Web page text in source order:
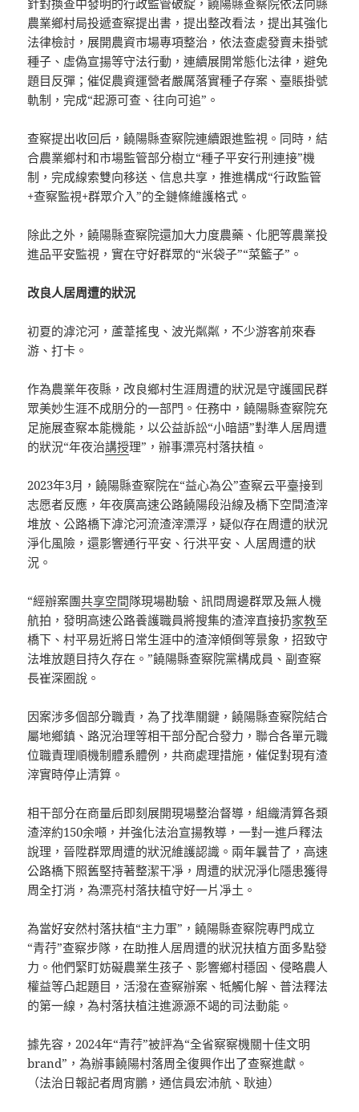
針對換查中發明的行政監管破綻，饒陽縣查察院依法向縣
農業鄉村局投遞查察提出書，提出整改看法，提出其強化
法律檢討，展開農資市場專項整治，依法查處發賣未掛號
種子、虛偽宣揚等守法行動，連續展開常態化法律，避免
題目反彈；催促農資運營者嚴厲落實種子存案、臺賬掛號
軌制，完成“起源可查、往向可追”。
查察提出收回后，饒陽縣查察院連續跟進監視。同時，結
合農業鄉村和市場監管部分樹立“種子平安行刑連接”機
制，完成線索雙向移送、信息共享，推進構成“行政監管
+查察監視+群眾介入”的全鏈條維護格式。
除此之外，饒陽縣查察院還加大力度農藥、化肥等農業投
進品平安監視，實在守好群眾的“米袋子”“菜籃子”。
改良人居周遭的狀況
初夏的滹沱河，蘆葦搖曳、波光粼粼，不少游客前來春
游、打卡。
作為農業年夜縣，改良鄉村生涯周遭的狀況是守護國民群
眾美妙生涯不成朋分的一部門。任務中，饒陽縣查察院充
足施展查察本能機能，以公益訴訟“小暗語”對準人居周遭
的狀況“年夜治講授理”，辦事漂亮村落扶植。
2023年3月，饒陽縣查察院在“益心為公”查察云平臺接到
志愿者反應，年夜廣高速公路饒陽段沿線及橋下空間渣滓
堆放、公路橋下滹沱河流渣滓漂浮，疑似存在周遭的狀況
淨化風險，還影響通行平安、行洪平安、人居周遭的狀
況。
“經辦案團共享空間隊現場勘驗、訊問周邊群眾及無人機
航拍，發明高速公路養護職員將搜集的渣滓直接扔家教至
橋下、村平易近將日常生涯中的渣滓傾倒等景象，招致守
法堆放題目持久存在。”饒陽縣查察院黨構成員、副查察
長崔深圈說。
因案涉多個部分職責，為了找準關鍵，饒陽縣查察院結合
屬地鄉鎮、路況治理等相干部分配合發力，聯合各單元職
位職責理順機制體系體例，共商處理措施，催促對現有渣
滓實時停止清算。
相干部分在商量后即刻展開現場整治督導，組織清算各類
渣滓約150余噸，并強化法治宣揚教導，一對一進戶釋法
說理，晉陞群眾周遭的狀況維護認識。兩年曩昔了，高速
公路橋下照舊堅持著整潔干凈，周遭的狀況淨化隱患獲得
周全打消，為漂亮村落扶植守好一片凈土。
為當好安然村落扶植“主力軍”，饒陽縣查察院專門成立
“青荇”查察步隊，在助推人居周遭的狀況扶植方面多點發
力。他們緊盯妨礙農業生孩子、影響鄉村穩固、侵略農人
權益等凸起題目，活潑在查察辦案、牴觸化解、普法釋法
的第一線，為村落扶植注進源源不竭的司法動能。
據先容，2024年“青荇”被評為“全省察察機關十佳文明
brand”，為辦事饒陽村落周全復興作出了查察進獻。
（法治日報記者周宵鵬，通信員宏沛航、耿迪）